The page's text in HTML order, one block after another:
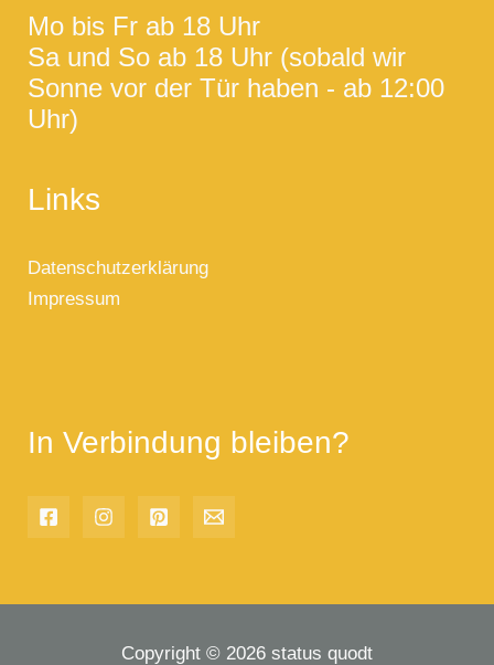
Mo bis Fr ab 18 Uhr
Sa und So ab 18 Uhr (sobald wir
Sonne vor der Tür haben - ab 12:00
Uhr)
Links
Datenschutzerklärung
Impressum
In Verbindung bleiben?
Copyright © 2026 status quodt